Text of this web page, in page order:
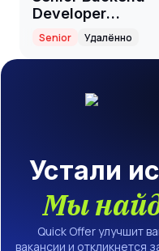
Developer
(Node.js /
TypeScript / Rust /
Blockchain)
Senior Удалённо
Устали
Мы
Quick Offer улучшит
вакансии и откликнется